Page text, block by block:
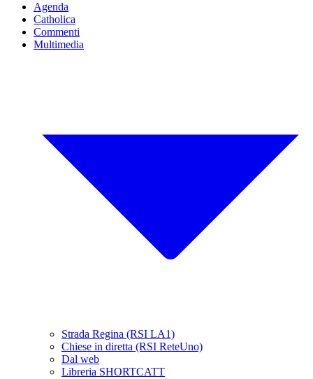
Agenda
Catholica
Commenti
Multimedia
Strada Regina (RSI LA1)
Chiese in diretta (RSI ReteUno)
Dal web
Libreria SHORTCATT